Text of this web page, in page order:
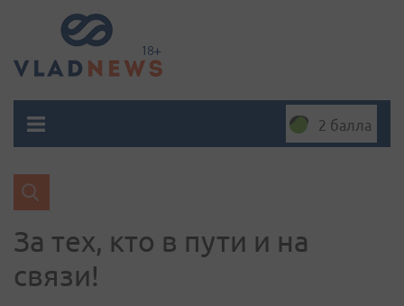
2 балла
За тех, кто в пути и на
связи!